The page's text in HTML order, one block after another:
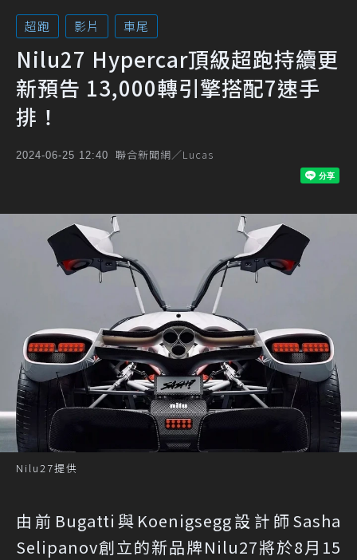
超跑 影片 車尾
Nilu27 Hypercar頂級超跑持續更
新預告 13,000轉引擎搭配7速手
排！
2024-06-25 12:40 聯合新聞網／Lucas
Nilu27提供
由前Bugatti與Koenigsegg設計師Sasha
Selipanov創立的新品牌Nilu27將於8月15